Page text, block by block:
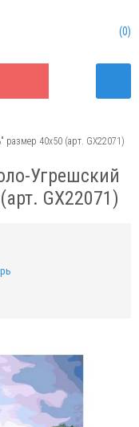
0
размер 40x50 (арт. GX22071)
Угрешский
GX22071)